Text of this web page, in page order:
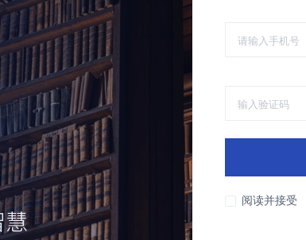
阅读并接受